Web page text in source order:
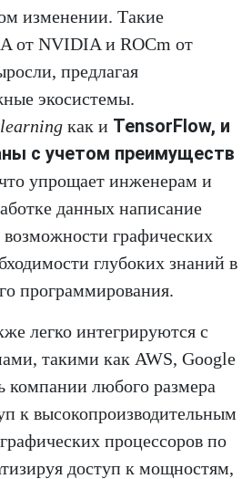
изменении. Такие
от NVIDIA и ROCm от
предлагая
экосистемы.
как и TensorFlow, и
с учетом преимуществ
упрощает инженерам и
данных написание
графических
глубоких знаний в
программирования.
легко интегрируются с
такими как AWS, Google
компании любого размера
к высокопроизводительным
процессоров по
доступ к мощностям,